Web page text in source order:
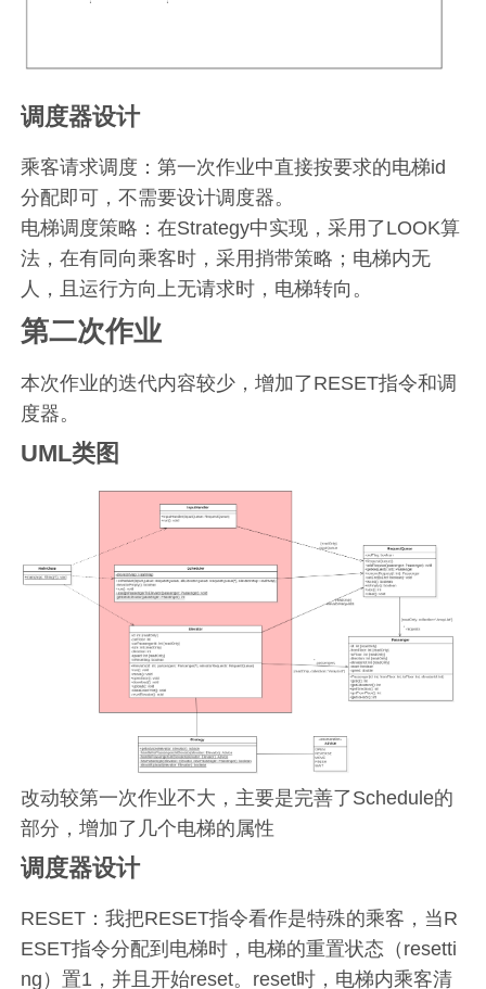
调度器设计
乘客请求调度：第一次作业中直接按要求的电梯id
分配即可，不需要设计调度器。
电梯调度策略：在Strategy中实现，采用了LOOK算
法，在有同向乘客时，采用捎带策略；电梯内无
人，且运行方向上无请求时，电梯转向。
第二次作业
本次作业的迭代内容较少，增加了RESET指令和调
度器。
UML类图
改动较第一次作业不大，主要是完善了Schedule的
部分，增加了几个电梯的属性
调度器设计
RESET：我把RESET指令看作是特殊的乘客，当R
ESET指令分配到电梯时，电梯的重置状态（resetti
ng）置1，并且开始reset。reset时，电梯内乘客清